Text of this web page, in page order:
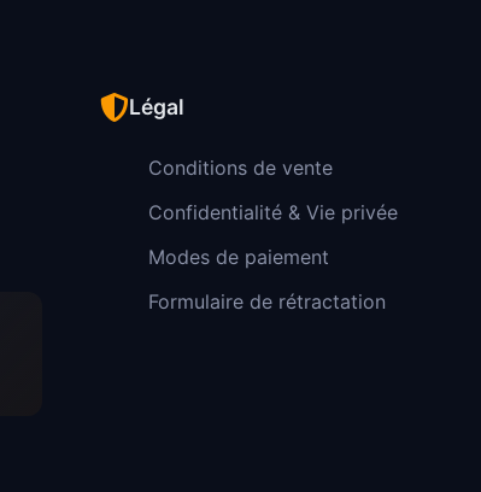
Légal
Conditions de vente
Confidentialité & Vie privée
Modes de paiement
Formulaire de rétractation